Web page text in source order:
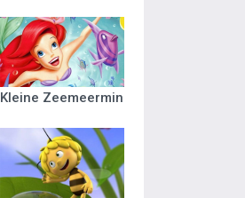
Kleine Zeemeermin